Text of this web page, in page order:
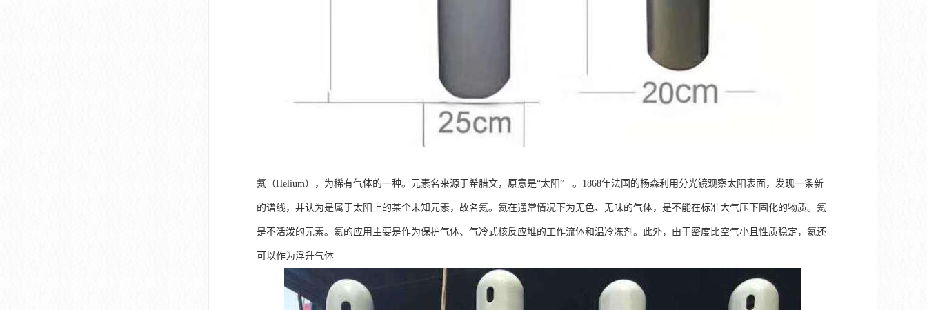
氦（Helium），为稀有气体的一种。元素名来源于希腊文，原意是“太阳” 。1868年法国的杨森利用分光镜观察太阳表面，发现一条新
的谱线，并认为是属于太阳上的某个未知元素，故名氦。氦在通常情况下为无色、无味的气体，是不能在标准大气压下固化的物质。氦
是不活泼的元素。氦的应用主要是作为保护气体、气冷式核反应堆的工作流体和温冷冻剂。此外，由于密度比空气小且性质稳定，氦还
可以作为浮升气体